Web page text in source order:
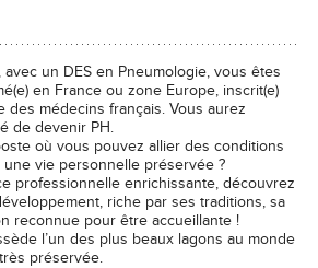
un DES en Pneumologie, vous êtes
en France ou zone Europe, inscrit(e)
des médecins français. Vous aurez
de devenir PH.
où vous pouvez allier des conditions
vie personnelle préservée ?
professionnelle enrichissante, découvrez
riche par ses traditions, sa
reconnue pour être accueillante !
l’un des plus beaux lagons au monde
préservée.